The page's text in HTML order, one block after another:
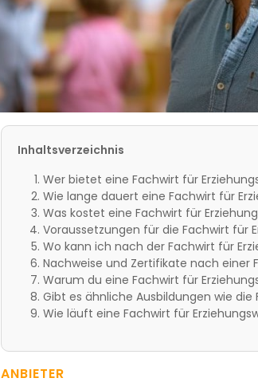
Inhaltsverzeichnis
Wer bietet eine Fachwirt für
Wie lange dauert eine Fachwirt für
Was kostet eine Fachwirt für
Voraussetzungen für die Fachwirt für
Wo kann ich nach der Fachwirt für
Nachweise und Zertifikate nach einer
Warum du eine Fachwirt für
Gibt es ähnliche Ausbildungen wie
Wie läuft eine Fachwirt für
ANBIETER